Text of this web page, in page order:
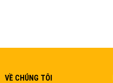
VỀ CHÚNG TÔI